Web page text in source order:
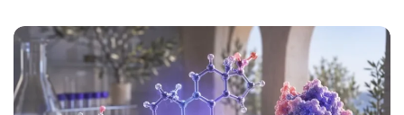
29 de juny de 2026 🩺 Mèdicament […]